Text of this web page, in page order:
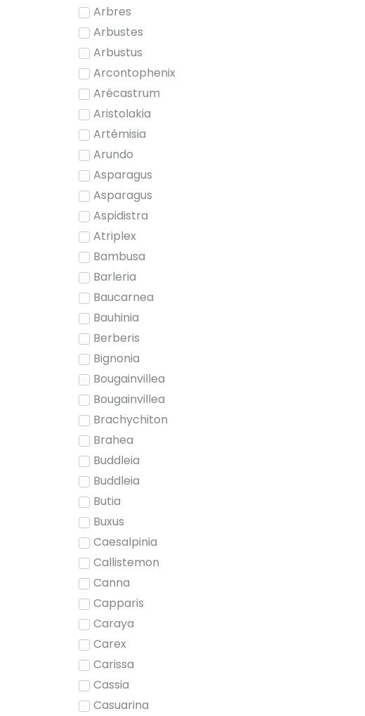
Arbres
Arbustes
Arbustus
Arcontophenix
Arécastrum
Aristolakia
Artémisia
Arundo
Asparagus
Asparagus
Aspidistra
Atriplex
Bambusa
Barleria
Baucarnea
Bauhinia
Berberis
Bignonia
Bougainvillea
Bougainvillea
Brachychiton
Brahea
Buddleia
Buddleia
Butia
Buxus
Caesalpinia
Callistemon
Canna
Capparis
Caraya
Carex
Carissa
Cassia
Casuarina